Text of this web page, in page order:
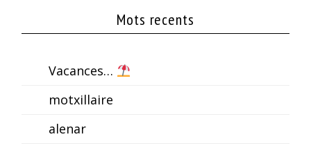
Mots recents
Vacances…
motxillaire
alenar